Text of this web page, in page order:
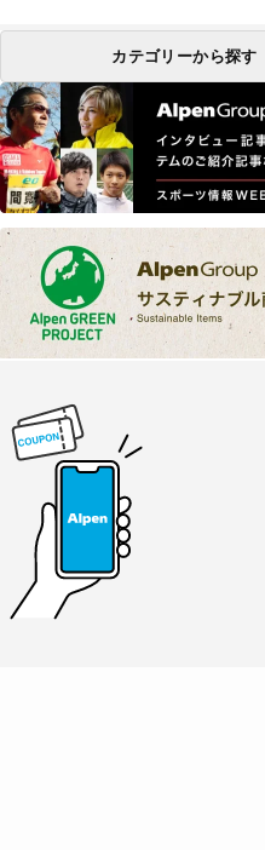
カテゴリーから探す